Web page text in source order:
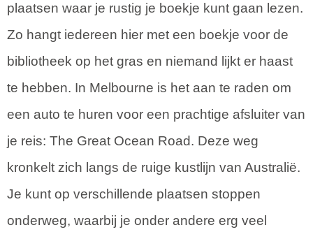
plaatsen waar je rustig je boekje kunt gaan lezen.
Zo hangt iedereen hier met een boekje voor de
bibliotheek op het gras en niemand lijkt er haast
te hebben. In Melbourne is het aan te raden om
een auto te huren voor een prachtige afsluiter van
je reis: The Great Ocean Road. Deze weg
kronkelt zich langs de ruige kustlijn van Australië.
Je kunt op verschillende plaatsen stoppen
onderweg, waarbij je onder andere erg veel